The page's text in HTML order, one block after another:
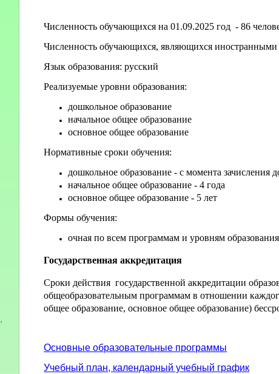
Численность обучающихся на 01.09.2025 год - 86
Численность обучающихся, являющихся
Язык образования: русский
Реализуемые уровни образования:
дошкольное образование
начальное общее образование
основное общее образование
Нормативные сроки обучения:
дошкольное образование - с момента
начальное общее образование - 4 года
основное общее образование - 5 лет
Формы обучения:
очная по всем программам и уровням образования
Государственная аккредитация
Сроки действия государственной аккредитации
общеобразовательным программам в отношении
общее образование, основное общее образование)
Основные образовательные программы
Учебный план, календарный учебный график